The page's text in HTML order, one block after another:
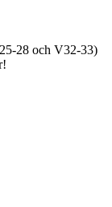
28 och V32-33)